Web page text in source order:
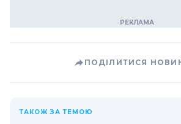
ПОДІЛИТИСЯ
ТАКОЖ ЗА ТЕМОЮ